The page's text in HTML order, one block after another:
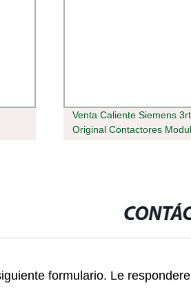
Venta Caliente Siemens
Original Contactores
formulario. Le